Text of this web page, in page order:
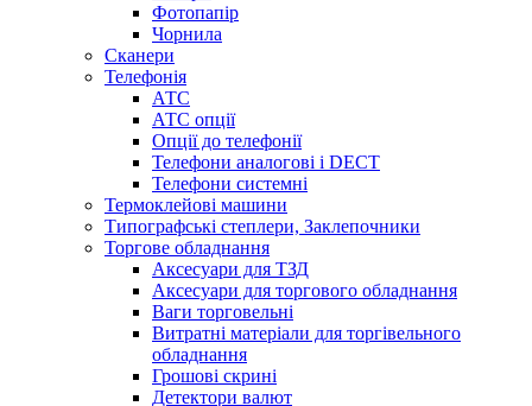
Фотопапір
Чорнила
Сканери
Телефонія
АТС
АТС опції
Опції до телефонії
Телефони аналогові і DECT
Телефони системні
Термоклейові машини
Типографські степлери, Заклепочники
Торгове обладнання
Аксесуари для ТЗД
Аксесуари для торгового обладнання
Ваги торговельні
Витратні матеріали для торгівельного
обладнання
Грошові скрині
Детектори валют